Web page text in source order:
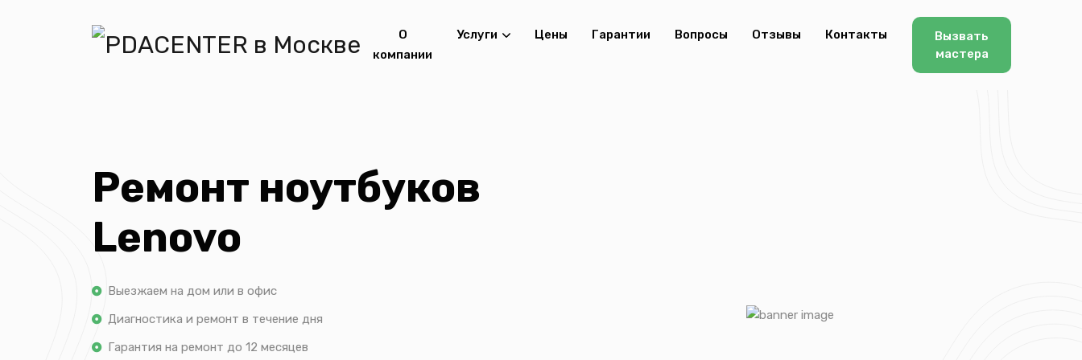
О
компании
Услуги Цены Гарантии Вопросы Отзывы Контакты
Вызвать
мастера
Ремонт ноутбуков
Lenovo
Выезжаем на дом или в офис
Диагностика и ремонт в течение дня
Гарантия на ремонт до 12 месяцев